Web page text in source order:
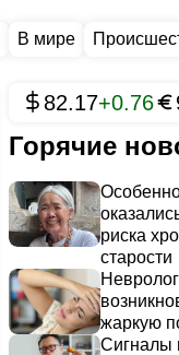
В мире
82.17+0.76
Горячие
риска
старости
жаркую
Сигналы